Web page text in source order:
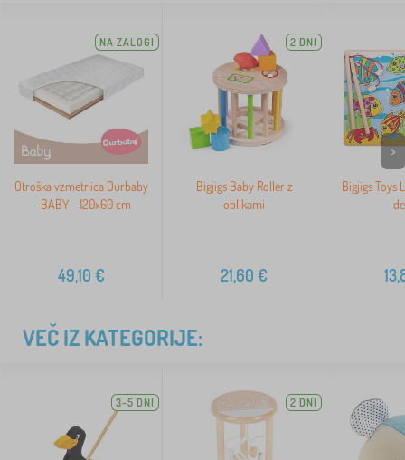
NA ZALOGI
Otroška vzmetnica Ourbaby
- BABY - 120x60 cm
49,10 €
2 DNI
Bigjigs Baby Roller z
oblikami
21,60 €
Bigjigs Toys
>
VEČ IZ KATEGORIJE:
3-5 DNI 2 DNI